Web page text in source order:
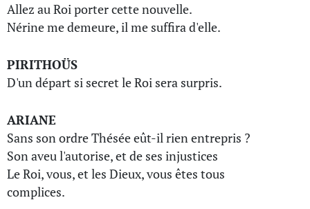
Allez au Roi porter cette nouvelle.
Nérine me demeure, il me suffira d'elle.
PIRITHOÜS
D'un départ si secret le Roi sera surpris.
ARIANE
Sans son ordre Thésée eût-il rien entrepris ?
Son aveu l'autorise, et de ses injustices
Le Roi, vous, et les Dieux, vous êtes tous
complices.